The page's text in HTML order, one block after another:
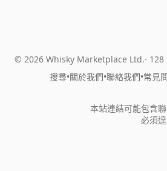
© 2026 Whisky Marketplace Ltd. 128
搜尋•關於我們•聯絡我們•常見
本站連結可能包含
必須